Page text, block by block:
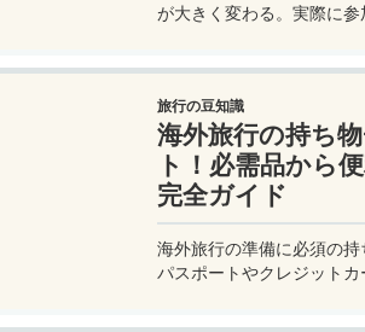
が大きく変わる。実際に参
旅行の豆知識
海外旅行の持ち
ト！必需品から
完全ガイド
海外旅行の準備に必須の持
パスポートやクレジット